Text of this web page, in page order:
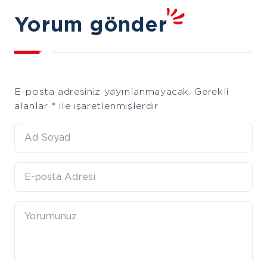
Yorum gönder
E-posta adresiniz yayınlanmayacak. Gerekli
alanlar * ile işaretlenmişlerdir